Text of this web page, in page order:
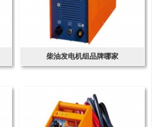
柴油发电机组品牌哪家